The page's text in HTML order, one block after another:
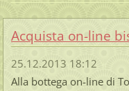
Acquista on-line
25.12.2013 18:12
Alla bottega on-line di